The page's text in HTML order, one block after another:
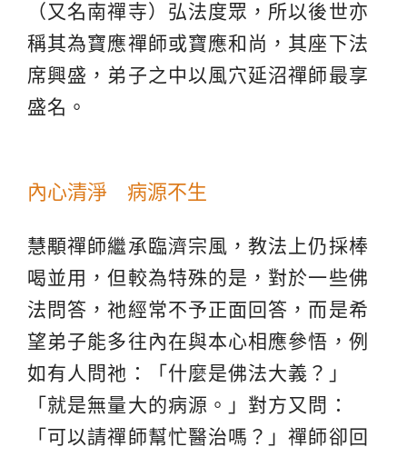
（又名南禪寺）弘法度眾，所以後世亦
稱其為寶應禪師或寶應和尚，其座下法
席興盛，弟子之中以風穴延沼禪師最享
盛名。
內心清淨 病源不生
慧顒禪師繼承臨濟宗風，教法上仍採棒
喝並用，但較為特殊的是，對於一些佛
法問答，祂經常不予正面回答，而是希
望弟子能多往內在與本心相應參悟，例
如有人問祂：「什麼是佛法大義？」
「就是無量大的病源。」對方又問：
「可以請禪師幫忙醫治嗎？」禪師卻回